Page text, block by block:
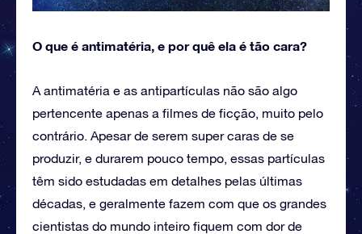
O que é antimatéria, e por quê ela é tão cara?
A antimatéria e as antipartículas não são algo
pertencente apenas a filmes de ficção, muito pelo
contrário. Apesar de serem super caras de se
produzir, e durarem pouco tempo, essas partículas
têm sido estudadas em detalhes pelas últimas
décadas, e geralmente fazem com que os grandes
cientistas do mundo inteiro fiquem com dor de